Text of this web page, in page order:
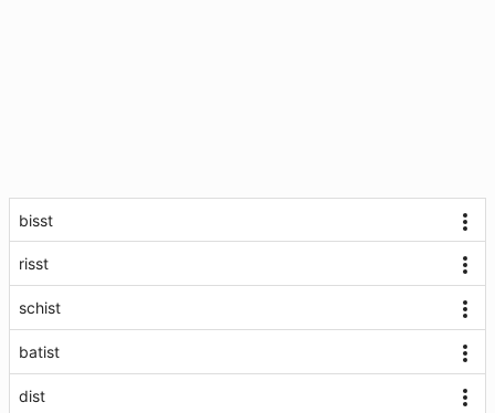
bisst
risst
schist
batist
dist